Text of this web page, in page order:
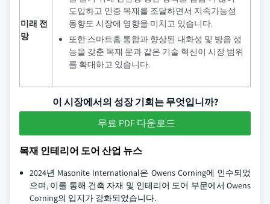
미래 전
망
도입하고 인증 목재를 조달하면서 지속가능성
동향도 시장에 영향을 미치고 있습니다.
또한 스마트홈 통합과 향상된 내화성 및 방음 성
능을 갖춘 목재 문과 같은 기술 혁신이 시장 범위
를 확대하고 있습니다.
이 시장에서의 성장 기회는 무엇입니까?
무료 PDF 다운로드
목재 인테리어 도어 산업 뉴스
2024년 Masonite International은 Owens Corning에 인수되었
으며, 이를 통해 건축 자재 및 인테리어 도어 부문에서 Owens
Corning의 입지가 강화되었습니다.